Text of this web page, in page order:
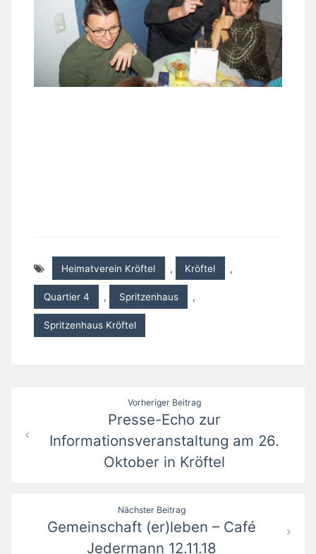
Heimatverein Kröftel , Kröftel ,
Quartier 4 , Spritzenhaus ,
Spritzenhaus Kröftel
Beitragsnavigation
Vorheriger Beitrag
Presse-Echo zur
Informationsveranstaltung am 26.
Oktober in Kröftel
Nächster Beitrag
Gemeinschaft (er)leben – Café
Jedermann 12.11.18